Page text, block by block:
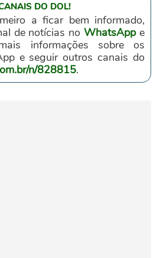
DO DOL!
a ficar bem informado,
de notícias noWhatsAppe
informações sobre os
e seguir outros canais do
n/828815.